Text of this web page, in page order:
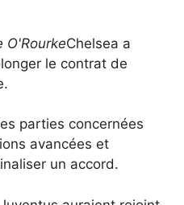
O'RourkeChelsea a
le contrat de
parties concernées
avancées et
un accord.